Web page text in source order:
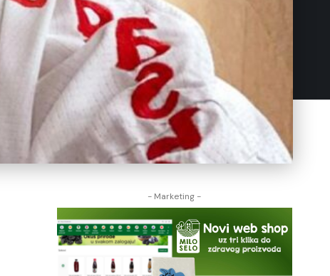
- Marketing -